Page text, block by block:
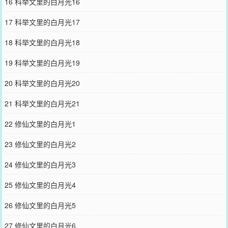
17 科举文里的白月光17
18 科举文里的白月光18
19 科举文里的白月光19
20 科举文里的白月光20
21 科举文里的白月光21
22 修仙文里的白月光1
23 修仙文里的白月光2
24 修仙文里的白月光3
25 修仙文里的白月光4
26 修仙文里的白月光5
27 修仙文里的白月光6